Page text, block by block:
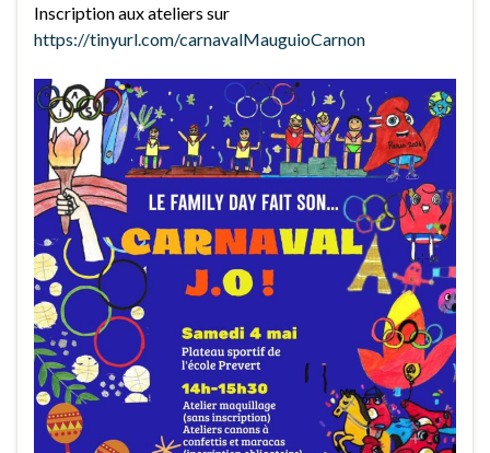
Inscription aux ateliers sur
https://tinyurl.com/carnavalMauguioCarnon